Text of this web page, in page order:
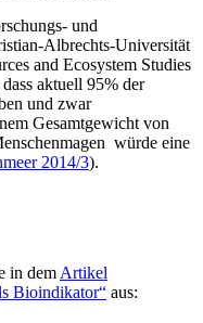
und
Albrechts-Universität
and Ecosystem Studies
aktuell 95% der
und zwar
Gesamtgewicht von
würde eine
2014/3).
in dem Artikel
Bioindikator“ aus: